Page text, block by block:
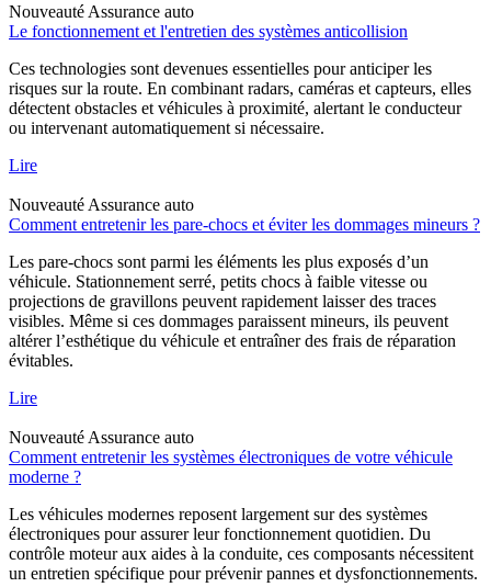
Nouveauté Assurance auto
Le fonctionnement et l'entretien des systèmes anticollision
Ces technologies sont devenues essentielles pour anticiper les
risques sur la route. En combinant radars, caméras et capteurs, elles
détectent obstacles et véhicules à proximité, alertant le conducteur
ou intervenant automatiquement si nécessaire.
Lire
Nouveauté Assurance auto
Comment entretenir les pare-chocs et éviter les dommages mineurs ?
Les pare-chocs sont parmi les éléments les plus exposés d’un
véhicule. Stationnement serré, petits chocs à faible vitesse ou
projections de gravillons peuvent rapidement laisser des traces
visibles. Même si ces dommages paraissent mineurs, ils peuvent
altérer l’esthétique du véhicule et entraîner des frais de réparation
évitables.
Lire
Nouveauté Assurance auto
Comment entretenir les systèmes électroniques de votre véhicule
moderne ?
Les véhicules modernes reposent largement sur des systèmes
électroniques pour assurer leur fonctionnement quotidien. Du
contrôle moteur aux aides à la conduite, ces composants nécessitent
un entretien spécifique pour prévenir pannes et dysfonctionnements.